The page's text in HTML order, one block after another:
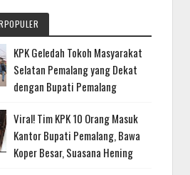
KPK Geledah Tokoh Masyarakat
Selatan Pemalang yang Dekat
dengan Bupati Pemalang
Viral! Tim KPK 10 Orang Masuk
Kantor Bupati Pemalang, Bawa
Koper Besar, Suasana Hening